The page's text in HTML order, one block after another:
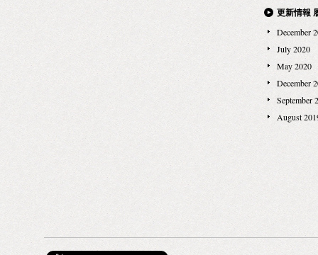
ズ・価格：3.8g 3,500円（税別） 冬でなくとも、外
気に触れる時間の多い唇は頻繁に保湿ケアが必要な
もの。 毎日使うものだからこそ、上質なものを使っ
てほしい。 ぜひ日々の保湿ケアに、GROWN
てくださいね。 GROWN ALCHEMIST｜グロウン・
ガニックの美しさを次なるステージへ」 2008年にオ
ーストラリアのメルボルンで誕生したGROWN
端の皮膚科学の研究実績とパワフルなオーガニック
の素材の力を使った「サイエンス&オーガニックコ
スメ」ブランド。 抗酸化や肌老化のメカニズムに真
更新情報
December
July 2020
May 2020
December
September
August